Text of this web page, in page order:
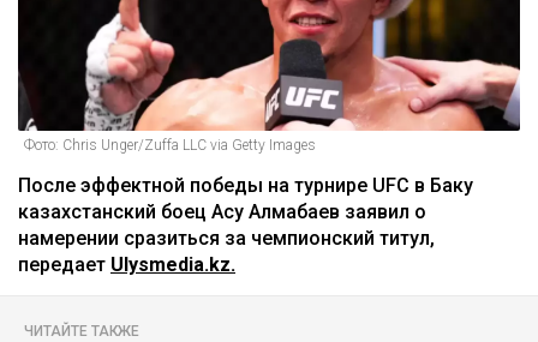
Фото: Chris Unger/Zuffa LLC via Getty Images
После эффектной победы на турнире UFC в Баку
казахстанский боец Асу Алмабаев заявил о
намерении сразиться за чемпионский титул,
передает Ulysmedia.kz.
ЧИТАЙТЕ ТАКЖЕ